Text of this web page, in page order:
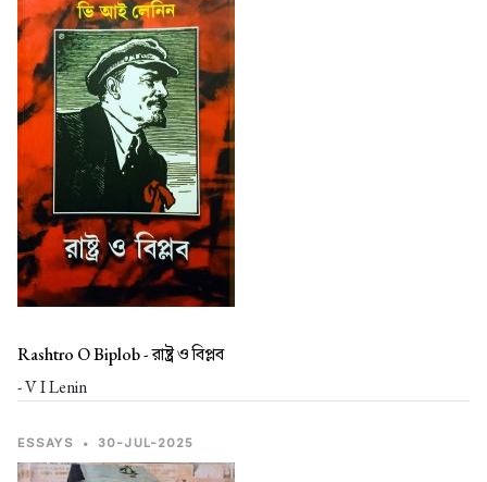
Rashtro O Biplob -রাষ্ট্র ও বিপ্লব
- V I Lenin
ESSAYS • 30-JUL-2025